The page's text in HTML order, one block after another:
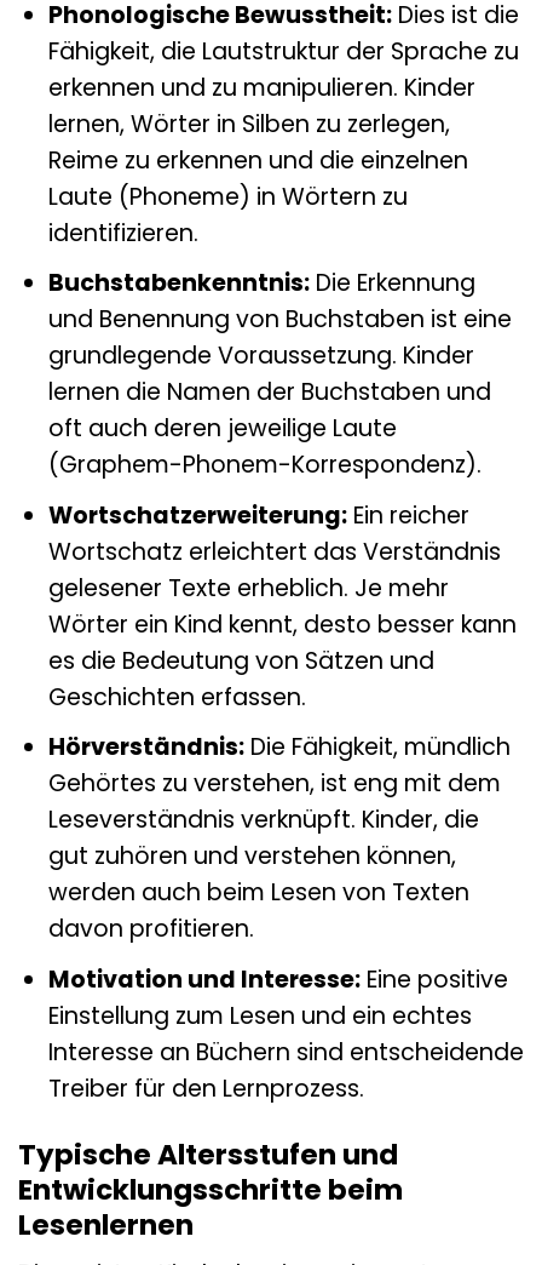
Phonologische Bewusstheit:Dies ist die
Fähigkeit, die Lautstruktur der Sprache zu
erkennen und zu manipulieren. Kinder
lernen, Wörter in Silben zu zerlegen,
Reime zu erkennen und die einzelnen
Laute (Phoneme) in Wörtern zu
identifizieren.
Buchstabenkenntnis:Die Erkennung
und Benennung von Buchstaben ist eine
grundlegende Voraussetzung. Kinder
lernen die Namen der Buchstaben und
oft auch deren jeweilige Laute
(Graphem-Phonem-Korrespondenz).
Wortschatzerweiterung:Ein reicher
Wortschatz erleichtert das Verständnis
gelesener Texte erheblich. Je mehr
Wörter ein Kind kennt, desto besser kann
es die Bedeutung von Sätzen und
Geschichten erfassen.
Hörverständnis:Die Fähigkeit, mündlich
Gehörtes zu verstehen, ist eng mit dem
Leseverständnis verknüpft. Kinder, die
gut zuhören und verstehen können,
werden auch beim Lesen von Texten
davon profitieren.
Motivation und Interesse:Eine positive
Einstellung zum Lesen und ein echtes
Interesse an Büchern sind entscheidende
Treiber für den Lernprozess.
Typische Altersstufen und
Entwicklungsschritte beim
Lesenlernen